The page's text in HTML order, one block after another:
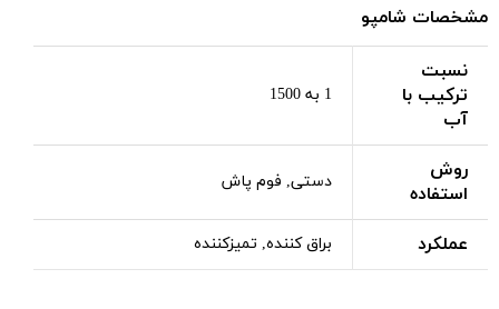
مشخصات شامپو
نسبت
ترکیب با
آب
1 به 1500
روش
استفاده
دستی, فوم پاش
عملکرد براق کننده, تمیزکننده